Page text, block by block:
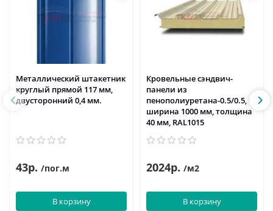
Металлический штакетник
круглый прямой 117 мм,
двусторонний 0,4 мм.
43р. /пог.м
В корзину
Кровельные сэндвич-
панели из
пенополиуретана-0.5/0.5,
ширина 1000 мм, толщина
40 мм, RAL1015
2024р. /м2
В корзину